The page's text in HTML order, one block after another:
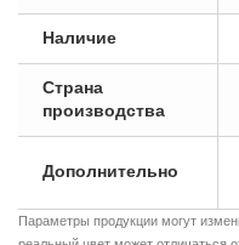
Наличие
Страна
производства
Дополнительно
Параметры продукции могут